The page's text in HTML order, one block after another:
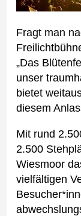
Fragt man
„Das
unser
bietet
diesem
Mit rund
2.500
Wiesmoor
vielfältigen